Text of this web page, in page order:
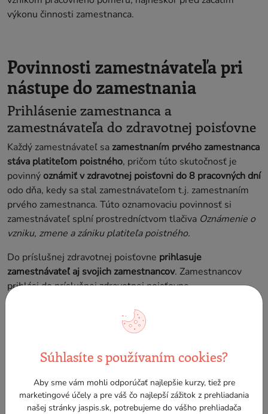
výkonu činnosti zamestnanca.
Povinnosti zamestnávateľa pri
nástupe do zamestnania
Prihlásenie zamestnanca a
zamestnávateľa do zdravotnej poisťovne
Každý zamestnávateľ sa zamestnaním prvého zamestnanca
stáva platiteľom poistného, pričom túto skutočnosť je
povinnýoznámiť v zdravotnej poisťovni do 8 pracovných dní
odo dňa, kedy sa stal zamestnávateľom t.j. zamestnaním
prvého zamestnanca. Túto oznamovaciu povinnosť si
zamestnávateľ splní prostredníctvom tlačiva Oznámenie o
vzniku, zmene a zániku platiteľa poistného.
Do príslušnej zdravotnej poisťovne prihlasuje
zamestnávateľ aj svojich zamestnancov. Zamestnancov
prihlási do príslušnej zdravotnej poisťovne
poistencoch pri zmene platiteľa poistného na verejné
Danú oznamovaciu povinnosť si musí
vzniku pracovnoprávneho vzťahu.
Súhlasíte s používaním cookies?
Aby sme vám mohli odporúčať najlepšie kurzy, tiež pre
marketingové účely a pre váš čo najlepší zážitok z prehliadania
našej stránky jaspis.sk, potrebujeme do vášho prehliadača